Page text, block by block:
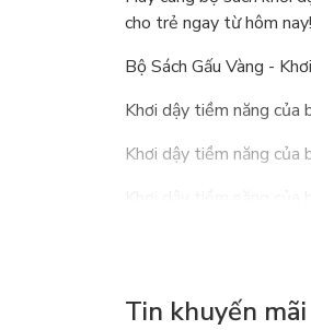
cho trẻ ngay từ hôm nay!
Bộ Sách Gấu Vàng -
Khơi dậy tiềm năng của
Khơi dậy tiềm năng của
Tin khuyến mãi